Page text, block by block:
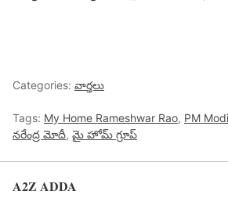
Categories: వార్తలు
Tags: My Home Rameshwar Rao, PM Modi
నరేంద్ర మోదీ, మై హోమ్ గ్రూప్
A2Z ADDA